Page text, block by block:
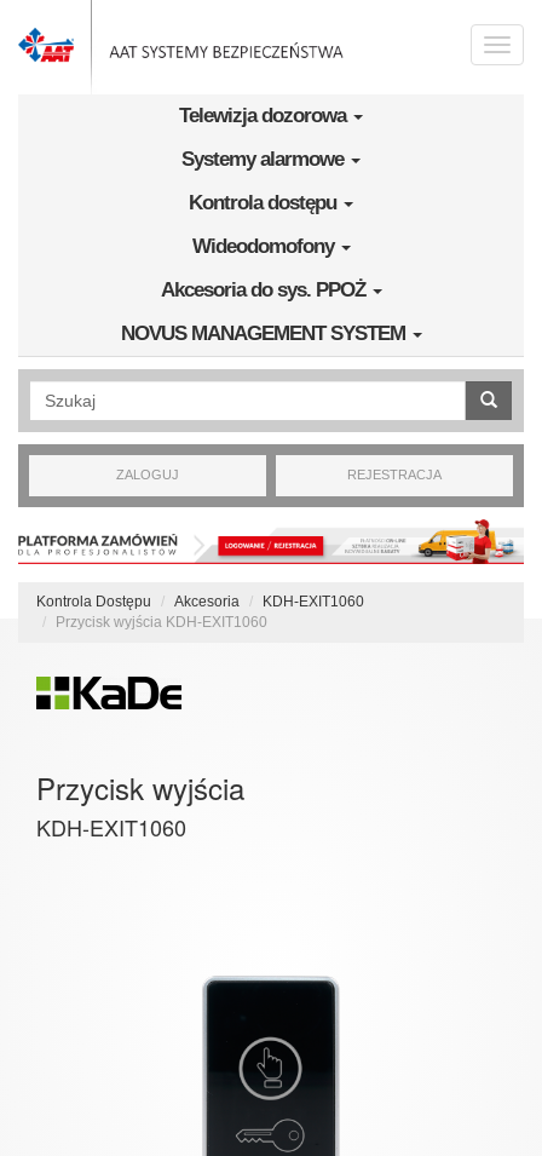
Toggle
Telewizja dozorowa
Systemy alarmowe
Kontrola dostępu
Wideodomofony
Akcesoria do sys. PPOŻ
NOVUS MANAGEMENT SYSTEM
Wyszukiwanie pełnotekstowe
ZALOGUJ REJESTRACJA
Kontrola Dostępu Akcesoria
KDH-EXIT1060
Przycisk wyjścia KDH-EXIT1060
Przycisk wyjścia
KDH-EXIT1060